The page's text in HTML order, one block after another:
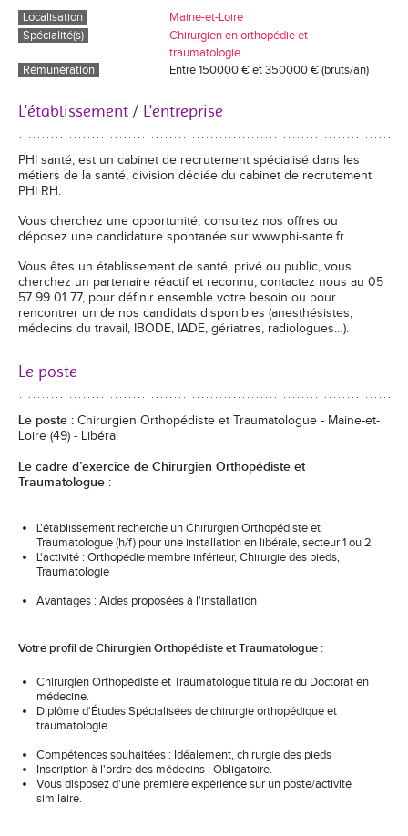
Localisation
Maine-et-Loire
Spécialité(s)
Chirurgien en orthopédie et
traumatologie
Rémunération
Entre 150000 € et 350000 € (bruts/an)
L'établissement / L'entreprise
PHI santé, est un cabinet de recrutement spécialisé dans les
métiers de la santé, division dédiée du cabinet de recrutement
PHI RH.
Vous cherchez une opportunité, consultez nos offres ou
déposez une candidature spontanée sur www.phi-sante.fr.
Vous êtes un établissement de santé, privé ou public, vous
cherchez un partenaire réactif et reconnu, contactez nous au 05
57 99 01 77, pour définir ensemble votre besoin ou pour
rencontrer un de nos candidats disponibles (anesthésistes,
médecins du travail, IBODE, IADE, gériatres, radiologues…).
Le poste
Le poste : Chirurgien Orthopédiste et Traumatologue - Maine-et-
Loire (49) - Libéral
Le cadre d’exercice de Chirurgien Orthopédiste et
Traumatologue :
L'établissement recherche un Chirurgien Orthopédiste et
Traumatologue (h/f) pour une installation en libérale, secteur 1 ou 2
L'activité : Orthopédie membre inférieur, Chirurgie des pieds,
Traumatologie
Avantages : Aides proposées à l'installation
Votre profil de Chirurgien Orthopédiste et Traumatologue :
Chirurgien Orthopédiste et Traumatologue titulaire du Doctorat en
médecine.
Diplôme d'Études Spécialisées de chirurgie orthopédique et
traumatologie
Compétences souhaitées : Idéalement, chirurgie des pieds
Inscription à l'ordre des médecins : Obligatoire.
Vous disposez d'une première expérience sur un poste/activité
similaire.